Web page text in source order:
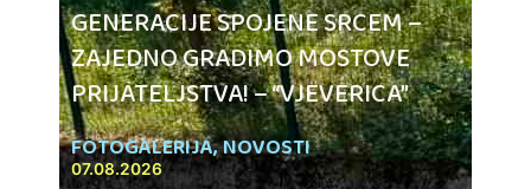
GENERACIJE SPOJENE SRCEM –
ZAJEDNO GRADIMO MOSTOVE
PRIJATELJSTVA! – “VJEVERICA”
FOTOGALERIJA,NOVOSTI
07.08.2026